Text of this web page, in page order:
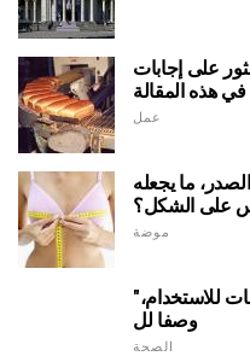
على إجابات
في هذه المقالة
عمل
ما يجعله
على الشكل؟
موضة
"ميثيونين" الأحماض الأمينية. تعليمات للاستخدام،
وصفا لل
الصحة